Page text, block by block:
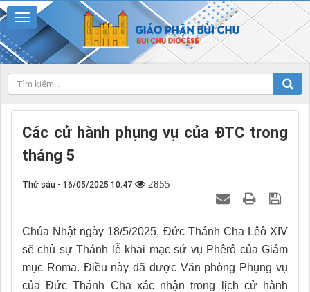
Các cử hành phụng vụ của ĐTC trong
tháng 5
Thứ sáu - 16/05/2025 10:47 2855
Chúa Nhật ngày 18/5/2025, Đức Thánh Cha Lêô XIV
sẽ chủ sự Thánh lễ khai mạc sứ vụ Phêrô của Giám
mục Roma. Điều này đã được Văn phòng Phụng vụ
của Đức Thánh Cha xác nhận trong lịch cử hành